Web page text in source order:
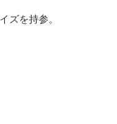
ズを持参。